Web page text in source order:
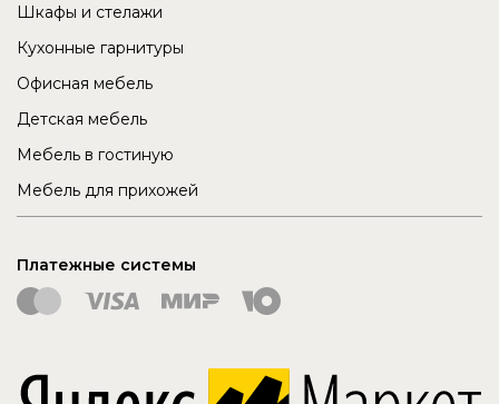
Шкафы и стелажи
Кухонные гарнитуры
Офисная мебель
Детская мебель
Мебель в гостиную
Мебель для прихожей
Платежные системы